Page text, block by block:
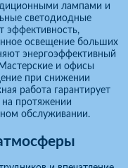
лампами и
светодиодные
эффективность,
освещение больших
энергоэффективный
и офисы
при снижении
работа гарантирует
на протяжении
обслуживании.